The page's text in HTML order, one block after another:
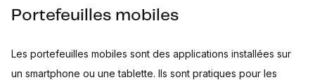
Portefeuilles mobiles
Les portefeuilles mobiles sont des applications installées sur
un smartphone ou une tablette. Ils sont pratiques pour les